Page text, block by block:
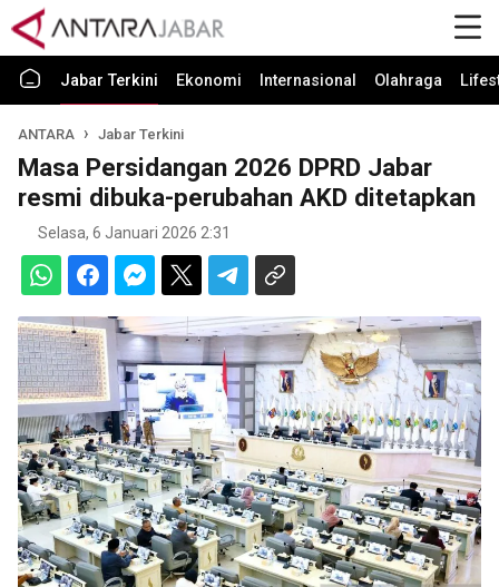
Jabar Terkini Ekonomi Internasional Olahraga
ANTARA Jabar Terkini
Masa Persidangan 2026 DPRD Jabar
resmi dibuka-perubahan AKD ditetapkan
Selasa, 6 Januari 2026 2:31